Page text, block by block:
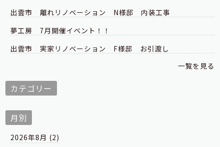
出雲市 離れリノベーション N様邸 内装工事
夢工房 7月開催イベント！！
出雲市 実家リノベーション F様邸 お引渡し
一覧を見る
カテゴリー
月別
2026年8月 (2)